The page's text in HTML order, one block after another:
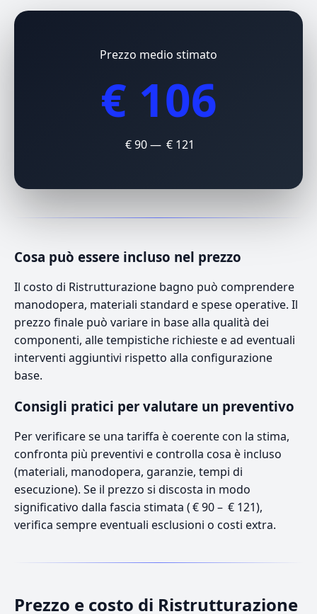
Prezzo medio stimato
€ 106
€ 90 — € 121
Cosa può essere incluso nel prezzo
Il costo di Ristrutturazione bagno può comprendere
manodopera, materiali standard e spese operative. Il
prezzo finale può variare in base alla qualità dei
componenti, alle tempistiche richieste e ad eventuali
interventi aggiuntivi rispetto alla configurazione
base.
Consigli pratici per valutare un preventivo
Per verificare se una tariffa è coerente con la stima,
confronta più preventivi e controlla cosa è incluso
(materiali, manodopera, garanzie, tempi di
esecuzione). Se il prezzo si discosta in modo
significativo dalla fascia stimata ( € 90 – € 121),
verifica sempre eventuali esclusioni o costi extra.
Prezzo e costo di Ristrutturazione